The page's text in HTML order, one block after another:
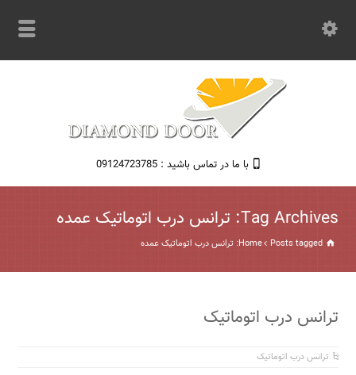
با ما در تماس باشید : 09124723785
Tag Archives: ترانس درب اتوماتیک عمده
Home Posts tagged: ترانس درب اتوماتیک عمده
ترانس درب اتوماتیک
ترانس درب اتوماتیک